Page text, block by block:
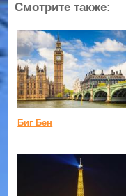
Смотрите также:
Биг Бен